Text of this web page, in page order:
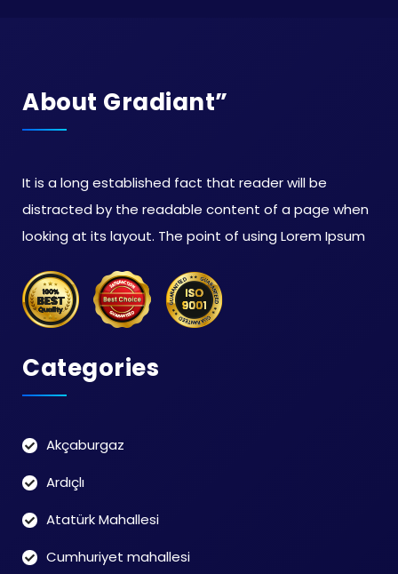
About Gradiant”
It is a long established fact that reader will be
distracted by the readable content of a page when
looking at its layout. The point of using Lorem Ipsum
Categories
Akçaburgaz
Ardıçlı
Atatürk Mahallesi
Cumhuriyet mahallesi